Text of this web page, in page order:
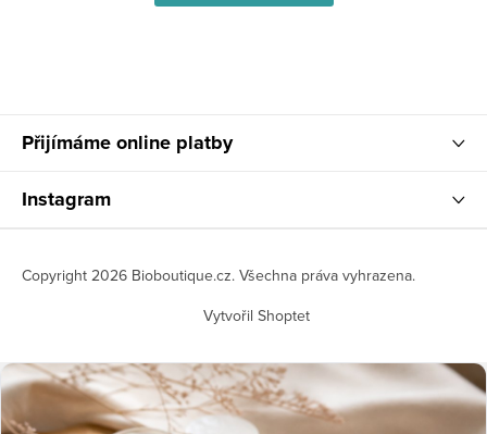
Přijímáme online platby
Instagram
Vytvořil Shoptet
Copyright 2026 Bioboutique.cz. Všechna práva vyhrazena.